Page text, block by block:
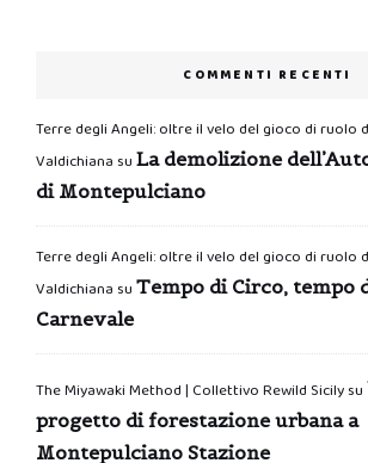
COMMENTI RECENTI
Terre degli Angeli: oltre il velo del gioco di ruolo
Valdichiana su La demolizione
di Montepulciano
Terre degli Angeli: oltre il velo del gioco di ruolo
Valdichiana su Tempo di Circo, tempo
Carnevale
The Miyawaki Method | Collettivo Rewild Sicilysu
progetto di forestazione urbana a
Montepulciano Stazione